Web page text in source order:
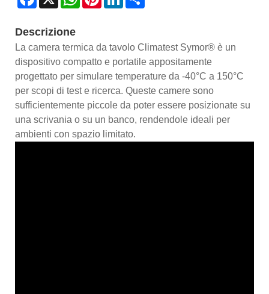
Descrizione
La camera termica da tavolo Climatest Symor® è un
dispositivo compatto e portatile appositamente
progettato per simulare temperature da -40°C a 150°C
per scopi di test e ricerca. Queste camere sono
sufficientemente piccole da poter essere posizionate su
una scrivania o su un banco, rendendole ideali per
ambienti con spazio limitato.